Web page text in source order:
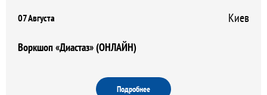
07 Августа Киев
Воркшоп «Диастаз» (ОНЛАЙН)
Подробнее